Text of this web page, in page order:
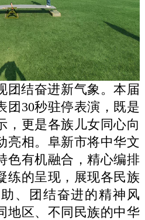
结奋进新气象。本届
团30秒驻停表演，既是
，更是各族儿女同心向
亮相。阜新市将中华文
色有机融合，精心编排
练的呈现，展现各民族
、团结奋进的精神风
地区、不同民族的中华